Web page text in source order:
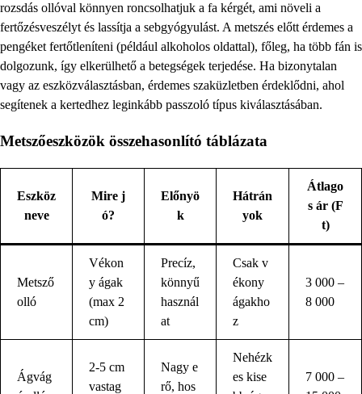
rozsdás ollóval könnyen roncsolhatjuk a fa kérgét, ami növeli a
fertőzésveszélyt és lassítja a sebgyógyulást. A metszés előtt érdemes a
pengéket fertőtleníteni (például alkoholos oldattal), főleg, ha több fán is
dolgozunk, így elkerülhető a betegségek terjedése. Ha bizonytalan
vagy az eszközválasztásban, érdemes szaküzletben érdeklődni, ahol
segítenek a kertedhez leginkább passzoló típus kiválasztásában.
Metszőeszközök összehasonlító táblázata
Eszköz
neve
Mire j
ó?
Előnyö
k
Hátrán
yok
Átlago
s ár (F
t)
Metsző
olló
Vékon
y ágak
(max 2
cm)
Precíz,
könnyű
használ
at
Csak v
ékony
ágakho
z
3 000 –
8 000
Ágvág
2-5 cm
vastag
Nagy e
rő, hos
Nehézk
es kise
7 000 –